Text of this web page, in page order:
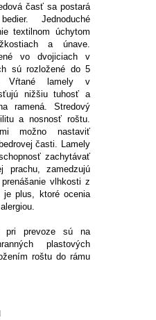
časť sa postará
bedier.
Jednoduché
textilnom
úchytom
a únave
vo dvojiciach
v
sú rozložené do 5
Vŕtané lamely
v
nižšiu tuhosť
a
ramená.
Stredový
a nosnosť roštu
možno nastaviť
časti
Lamely
zachytávať
prachu,
zamedzujú
vlhkosti z
je plus
ktoré ocenia
alergiou
pri prevoze sú na
plastových
roštu do rámu